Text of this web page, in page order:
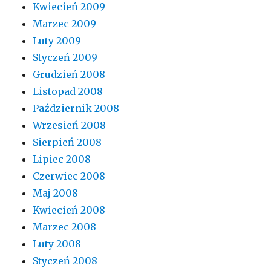
Kwiecień 2009
Marzec 2009
Luty 2009
Styczeń 2009
Grudzień 2008
Listopad 2008
Październik 2008
Wrzesień 2008
Sierpień 2008
Lipiec 2008
Czerwiec 2008
Maj 2008
Kwiecień 2008
Marzec 2008
Luty 2008
Styczeń 2008